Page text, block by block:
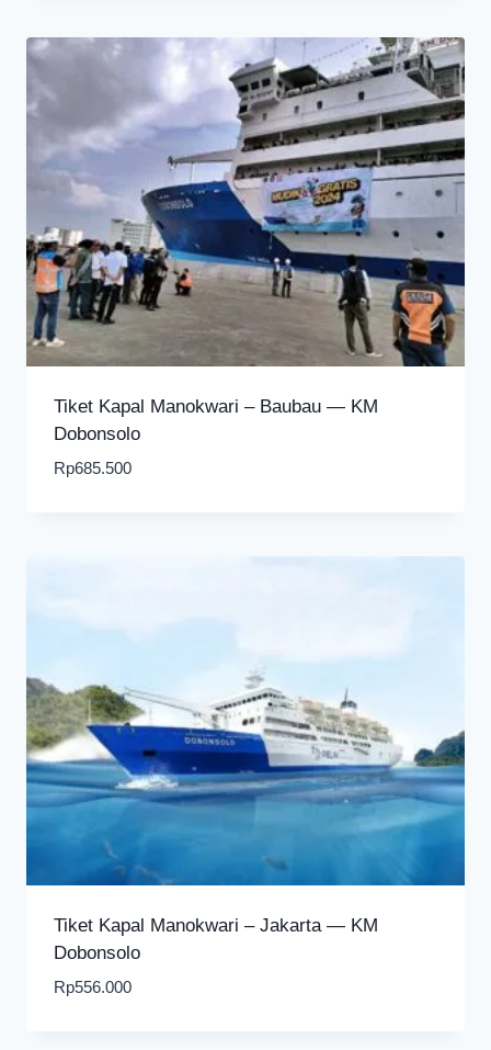
Tiket Kapal Manokwari – Baubau — KM
Dobonsolo
Rp685.500
Tiket Kapal Manokwari – Jakarta — KM
Dobonsolo
Rp556.000